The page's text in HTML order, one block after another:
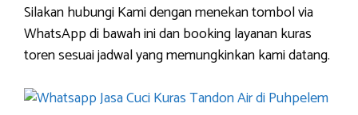
Silakan hubungi Kami dengan menekan tombol via
WhatsApp di bawah ini dan booking layanan kuras
toren sesuai jadwal yang memungkinkan kami datang.